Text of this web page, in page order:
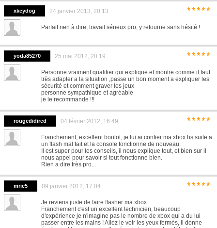
xkeydog 24 janvier 2013, 20:13 *****
Parfait rien à dire, travail sérieux pro, y retourne sans hésité !
yoda85270 25 mai 2012, 20:19 *****
Personne vraiment qualifier qui explique et montre comme il faut
très adapter a la situation ,passe un bon moment a expliquer les
sécurité et comment graver les jeux
personne sympathique et agréable
je le recommande !!!
rougedidired 04 février 2012, 16:49 *****
Franchement, excellent boulot, je lui ai confier ma xbox hs suite a
un flash mal fait et la console fonctionne de nouveau.
Il est super pour les conseils, il nous explique tout, et bien sur il
nous appel pour savoir si tout fonctionne bien.
Rien a dire très pro...
mric5 09 janvier 2012, 17:04 *****
Je reviens juste de faire flasher ma xbox.
Franchement c'est un excellent technicien, beaucoup
d'expérience je n'imagine pas le nombre de xbox qui a du lui
passer entre les mains ! Allez le voir les yeux fermés, il donne